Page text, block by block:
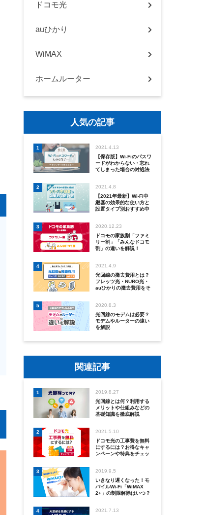
ドコモ光
auひかり
WiMAX
ホームルーター
人気の記事
1
2021.4.13
【保存版】Wi-Fiのパスワ
ードがわからない・忘れ
てしまった場合の対処法
2
2021.4.8
【2021年最新】Wi-Fi中
継器の効果的な使い方と
設置タイプ別おすすめ中
3
2020.12.23
ドコモの家族割「ファミ
リー割」「みんなドコモ
割」の違いを解説！
4
2021.4.9
光回線の撤去費用とは？
フレッツ光・NURO光・
auひかりの撤去費用をそ
5
2020.8.3
光回線のモデムは必要？
モデムやルーターの違い
を解説
関連記事
1
2019.8.27
光回線とは何？利用する
メリットや仕組みなどの
基礎知識を徹底解説
2
2021.5.10
ドコモ光の工事費を無料
にするには？お得なキャ
ンペーンや特典をチェッ
3
2019.9.5
いきなり遅くなった！モ
バイルWi-Fi「WiMAX
2+」の制限解除はいつ？
4
2021.7.13